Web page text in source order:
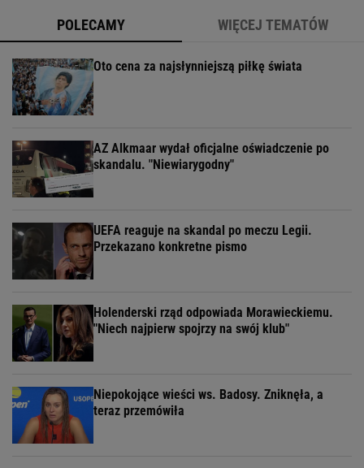
POLECAMY WIĘCEJ TEMATÓW
Oto cena za najsłynniejszą piłkę świata
AZ Alkmaar wydał oficjalne oświadczenie po
skandalu. "Niewiarygodny"
UEFA reaguje na skandal po meczu Legii.
Przekazano konkretne pismo
Holenderski rząd odpowiada Morawieckiemu.
"Niech najpierw spojrzy na swój klub"
Niepokojące wieści ws. Badosy. Zniknęła, a
teraz przemówiła